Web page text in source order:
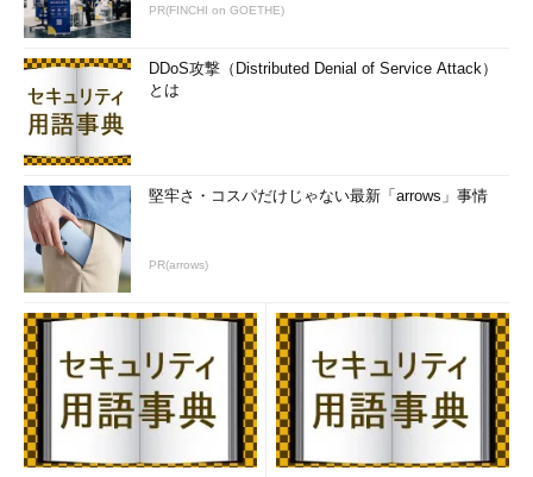
PR(FINCHI on GOETHE)
DDoS攻撃（Distributed Denial of Service Attack）
とは
堅牢さ・コスパだけじゃない最新「arrows」事情
PR(arrows)